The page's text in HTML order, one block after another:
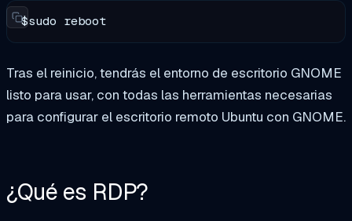
$sudo reboot
Tras el reinicio, tendrás el entorno de escritorio GNOME
listo para usar, con todas las herramientas necesarias
para configurar el escritorio remoto Ubuntu con GNOME.
¿Qué es RDP?